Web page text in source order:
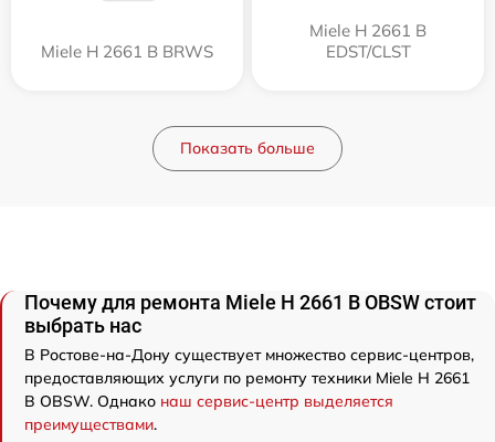
Miele H 2661 B BRWS
Miele H 2661 B
EDST/CLST
Показать больше
Почему для ремонта Miele H 2661 B OBSW стоит
выбрать нас
В Ростове-на-Дону существует множество сервис-центров,
предоставляющих услуги по ремонту техники Miele H 2661
B OBSW. Однако наш сервис-центр выделяется
преимуществами.